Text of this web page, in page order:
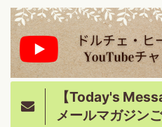
【Today's
メールマガジン